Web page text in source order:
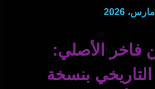
فاخر الأصلي:
بنسخة